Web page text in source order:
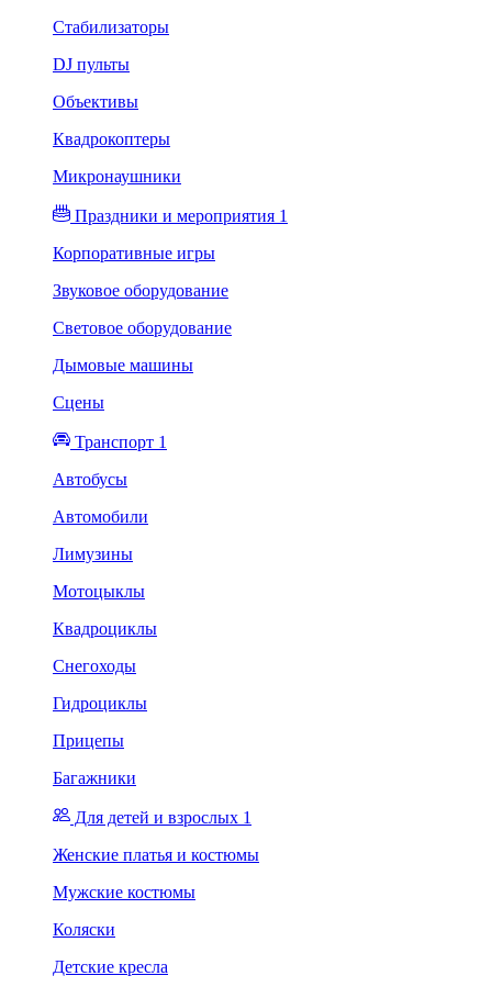
Стабилизаторы
DJ пульты
Объективы
Квадрокоптеры
Микронаушники
Праздники и мероприятия 1
Корпоративные игры
Звуковое оборудование
Световое оборудование
Дымовые машины
Сцены
Транспорт 1
Автобусы
Автомобили
Лимузины
Мотоцыклы
Квадроциклы
Снегоходы
Гидроциклы
Прицепы
Багажники
Для детей и взрослых 1
Женские платья и костюмы
Мужские костюмы
Коляски
Детские кресла